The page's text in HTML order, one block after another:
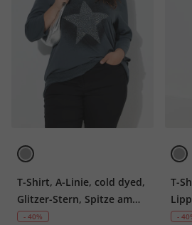
T-Shirt, A-Linie, cold dyed,
Glitzer-Stern, Spitze am
Saum
- 40%
T-
-